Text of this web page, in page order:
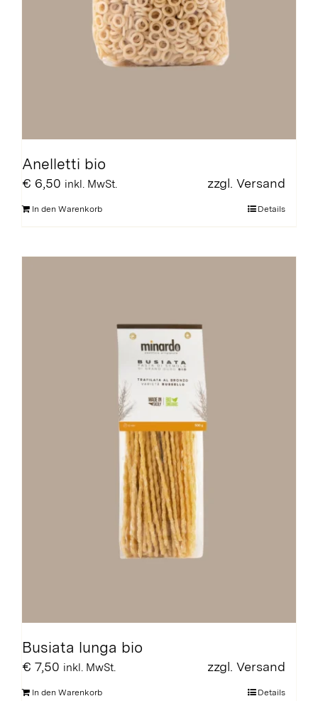
Anelletti bio
€ 6,50 inkl. MwSt. zzgl. Versand
In den Warenkorb Details
Busiata lunga bio
€ 7,50 inkl. MwSt. zzgl. Versand
In den Warenkorb Details